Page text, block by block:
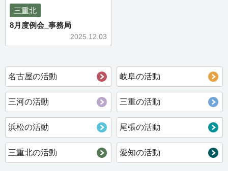
三重北
8月度例会_事務局
2025.12.03
名古屋の活動 岐阜の活動
三河の活動 三重の活動
浜松の活動 尾張の活動
三重北の活動 愛知の活動